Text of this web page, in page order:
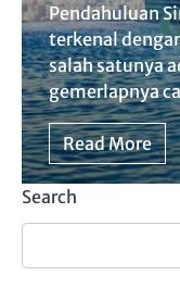
Pendahuluan
terkenal
salah satunya
gemerlapnya
Read More
Search